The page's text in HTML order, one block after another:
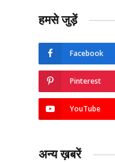
हमसे जुड़ें
Facebook
Pinterest
YouTube
अन्य ख़बरें